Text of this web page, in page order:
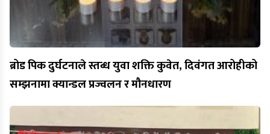
ब्रोड पिक दुर्घटनाले स्तब्ध युवा शक्ति कुवेत, दिवंगत आरोहीको
सम्झनामा क्यान्डल प्रज्वलन र मौनधारण